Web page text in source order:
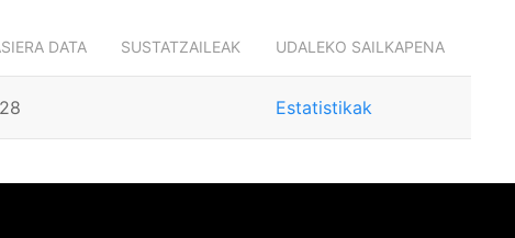
DATA SUSTATZAILEAK UDALEKO SAILKAPENA
Estatistikak